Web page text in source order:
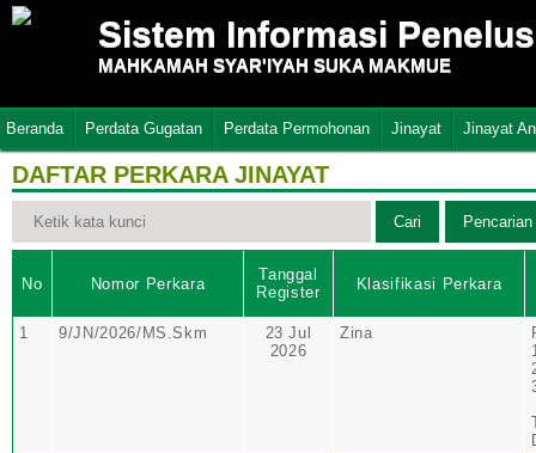
Sistem Informasi
MAHKAMAH SYAR'IYAH SUKA MAKMUE
Beranda Perdata Gugatan Perdata Permohonan Jinayat Jinayat
DAFTAR PERKARA JINAYAT
No Nomor Perkara
Tanggal
Register
Klasifikasi Perkara
1 9/JN/2026/MS.Skm
23 Jul
2026
Zina